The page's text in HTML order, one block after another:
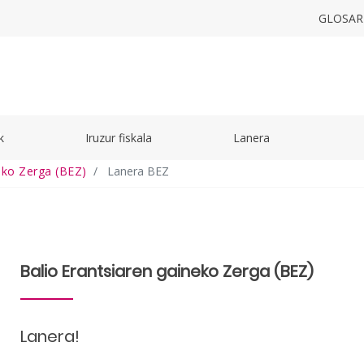
Iruzur fiskala Lanera
Zerga (BEZ) Lanera BEZ
Balio Erantsiaren gaineko Zerga (BEZ)
Lanera!